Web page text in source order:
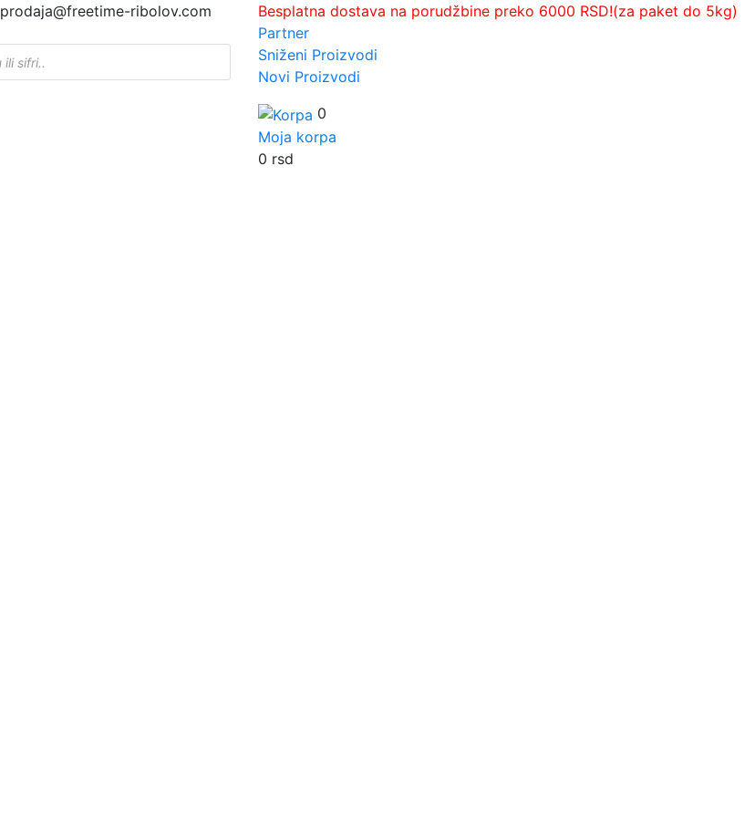
prodaja@freetime-ribolov.com
Besplatna dostava na porudžbine preko 6000 RSD!(za paket do 5kg)
Partner
Sniženi Proizvodi
Novi Proizvodi
0
Moja korpa
0 rsd